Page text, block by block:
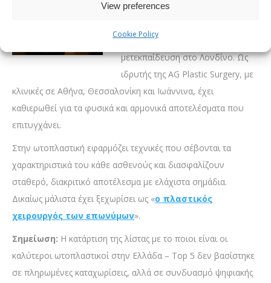
View preferences
Cookie Policy
τους πλέον αναγνωρίσιμους
Ελλάδα, με πολυετή εμπειρία και
μετεκπαίδευση στο Λονδίνο. Ως
ιδρυτής της AG Plastic Surgery, με
κλινικές σε Αθήνα, Θεσσαλονίκη και Ιωάννινα, έχει
καθιερωθεί για τα φυσικά και αρμονικά αποτελέσματα που
επιτυγχάνει.
Στην ωτοπλαστική εφαρμόζει τεχνικές που σέβονται τα
χαρακτηριστικά του κάθε ασθενούς και διασφαλίζουν
σταθερό, διακριτικό αποτέλεσμα με ελάχιστα σημάδια.
Δικαίως μάλιστα έχει ξεχωρίσει ως «ο πλαστικός
χειρουργός των επωνύμων».
Σημείωση: Η κατάρτιση της λίστας με το ποιοι είναι οι
καλύτεροι ωτοπλαστικοί στην Ελλάδα – Top 5 δεν βασίστηκε
σε πληρωμένες καταχωρίσεις, αλλά σε συνδυασμό ψηφιακής